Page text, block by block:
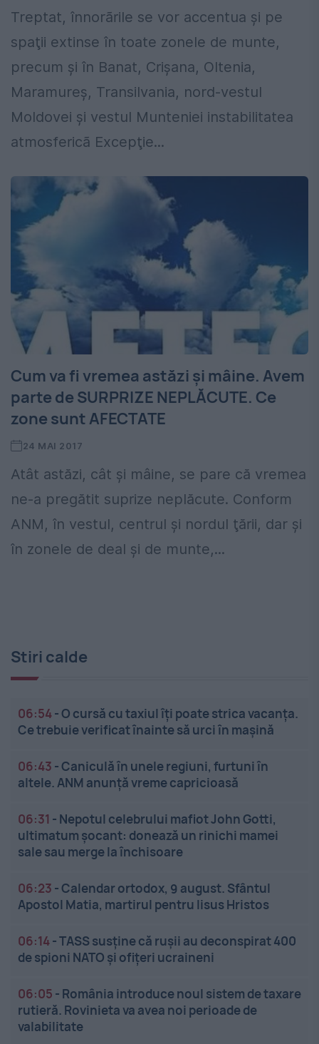
Treptat, înnorãrile se vor accentua și pe
spaţii extinse în toate zonele de munte,
precum și în Banat, Crișana, Oltenia,
Maramureș, Transilvania, nord-vestul
Moldovei și vestul Munteniei instabilitatea
atmosfericã Excepţie...
Cum va fi vremea astăzi și mâine. Avem
parte de SURPRIZE NEPLĂCUTE. Ce
zone sunt AFECTATE
24 MAI 2017
Atât astăzi, cât și mâine, se pare că vremea
ne-a pregătit suprize neplăcute. Conform
ANM, în vestul, centrul şi nordul ţării, dar şi
în zonele de deal şi de munte,...
Stiri calde
06:54-O cursă cu taxiul îți poate strica vacanța.
Ce trebuie verificat înainte să urci în mașină
06:43 -Caniculă în unele regiuni, furtuni în
altele. ANM anunță vreme capricioasă
06:31 - Nepotul celebrului mafiot John Gotti,
ultimatum șocant: donează un rinichi mamei
sale sau merge la închisoare
06:23 -Calendar ortodox, 9 august. Sfântul
Apostol Matia, martirul pentru Iisus Hristos
06:14-TASS susține că rușii au deconspirat 400
de spioni NATO și ofițeri ucraineni
06:05 - România introduce noul sistem de taxare
rutieră. Rovinieta va avea noi perioade de
valabilitate